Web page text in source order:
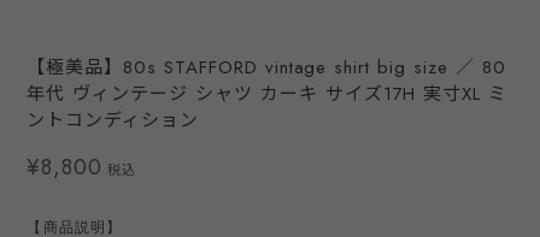
【極美品】80s STAFFORD vintage shirt big size ／ 80
年代 ヴィンテージ シャツ カーキ サイズ17H 実寸XL ミ
ントコンディション
¥8,800 税込
【商品説明】